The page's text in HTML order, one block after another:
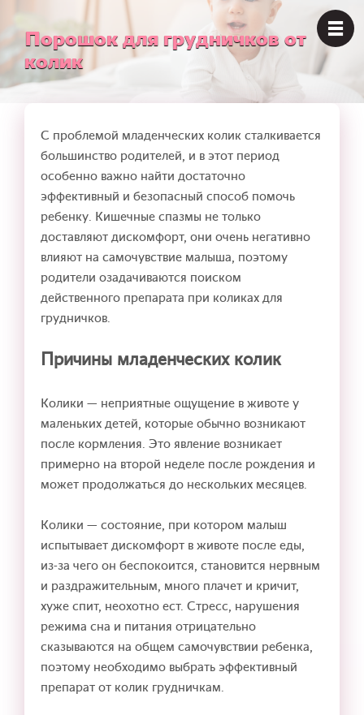
Порошок для грудничков от
колик
С проблемой младенческих колик сталкивается
большинство родителей, и в этот период
особенно важно найти достаточно
эффективный и безопасный способ помочь
ребенку. Кишечные спазмы не только
доставляют дискомфорт, они очень негативно
влияют на самочувствие малыша, поэтому
родители озадачиваются поиском
действенного препарата при коликах для
грудничков.
Причины младенческих колик
Колики — неприятные ощущение в животе у
маленьких детей, которые обычно возникают
после кормления. Это явление возникает
примерно на второй неделе после рождения и
может продолжаться до нескольких месяцев.
Колики — состояние, при котором малыш
испытывает дискомфорт в животе после еды,
из-за чего он беспокоится, становится нервным
и раздражительным, много плачет и кричит,
хуже спит, неохотно ест. Стресс, нарушения
режима сна и питания отрицательно
сказываются на общем самочувствии ребенка,
поэтому необходимо выбрать эффективный
препарат от колик грудничкам.